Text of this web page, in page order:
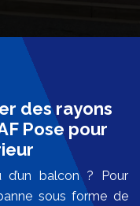
des rayons
Pose pour
d’un balcon ? Pour
sous forme de